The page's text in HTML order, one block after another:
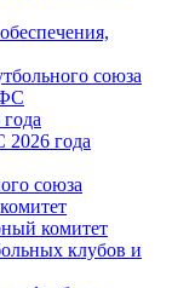
союза
года
союза
комитет
клубов и